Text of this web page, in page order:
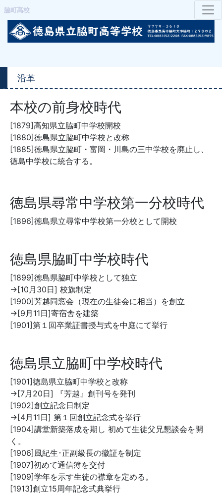
脇町高校
沿革
本校の前身校時代
[1879]高知県立脇町中学校開校
[1880]徳島県立脇町中学校と改称
[1885]徳島県立脇町・富岡・川島の三中学校を廃止し、
徳島中学校に統合する。
徳島県尋常中学校第一分校時代
[1896]徳島県立尋常中学校第一分校として開校
徳島県脇町中学校時代
[1899]徳島県脇町中学校として独立
→[10月30日] 校旗制定
[1900]芳越同窓会（現在の生徒会に相当）を創立
→[9月11日]寄宿舎を建築
[1901]第１回卒業証書授与式を中庭にて挙行
徳島県立脇町中学校時代
[1901]徳島県立脇町中学校と改称
→[7月20日] 『芳越』創刊号を発刊
[1902]創立記念日制定
→[4月11日] 第１回創立記念式を挙行
[1904]講堂新築落成を期し 初めて生徒父兄懇談会を開
く。
[1906]風紀生･正副級長の徽証を制定
[1907]初めて通信簿を交付
[1909]学年を示す生徒の襟章を定める。
[1913]創立15周年記念式典挙行